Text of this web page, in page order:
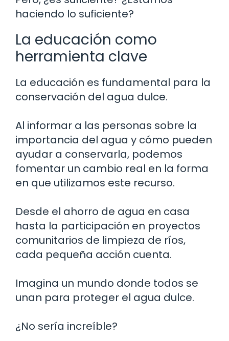
haciendo lo suficiente?
La educación como
herramienta clave
La educación es fundamental para la
conservación del agua dulce.
Al informar a las personas sobre la
importancia del agua y cómo pueden
ayudar a conservarla, podemos
fomentar un cambio real en la forma
en que utilizamos este recurso.
Desde el ahorro de agua en casa
hasta la participación en proyectos
comunitarios de limpieza de ríos,
cada pequeña acción cuenta.
Imagina un mundo donde todos se
unan para proteger el agua dulce.
¿No sería increíble?